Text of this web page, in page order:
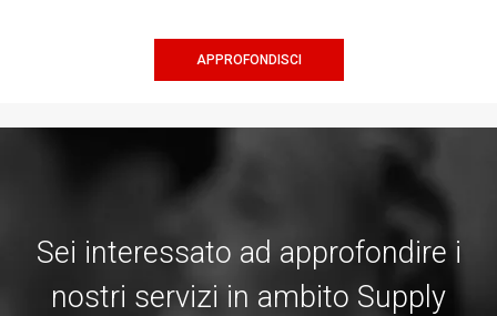
APPROFONDISCI
Sei interessato ad approfondire i
nostri servizi in ambito Supply